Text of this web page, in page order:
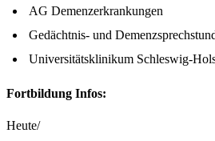
AG Demenzerkrankungen
Gedächtnis- und
Universitätsklinikum Schleswig-
Fortbildung Infos:
Heute/